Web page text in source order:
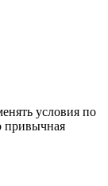
условия по
привычная